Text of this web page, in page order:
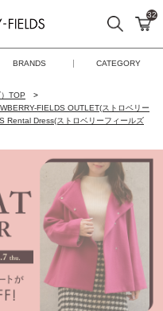
STRAWBERRY-FIELDS
検索 カ
32
BRANDS CATEGORY
TOP
FIELDS OUTLET(ストロベリー
Rental Dress(ストロベリーフィールズ